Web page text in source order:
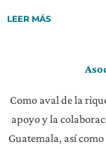
LEER MÁS
Como aval de la
apoyo y la
Guatemala, así